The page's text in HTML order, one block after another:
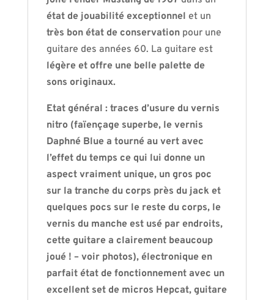
état de jouabilité exceptionnel et un
très bon état de conservationpour une
guitare des années 60. La guitare est
légère et offre une belle palette de
sons originaux.
Etat général : traces d’usure du vernis
nitro (faïençage superbe, le vernis
Daphné Blue a tourné au vert avec
l’effet du temps ce qui lui donne un
aspect vraiment unique, un gros poc
sur la tranche du corps près du jack et
quelques pocs sur le reste du corps, le
vernis du manche est usé par endroits,
cette guitare a clairement beaucoup
joué ! – voir photos), électronique en
parfait état de fonctionnement avec un
excellent set de micros Hepcat, guitare